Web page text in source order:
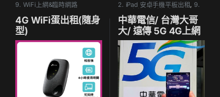
9. WiFi上網&臨時網路
4G WiFi蛋出租(隨身
型)
2. iPad 安卓手機平板出租, 9.
WiFi上網&臨時網路
中華電信/ 台灣大哥
大/ 遠傳 5G 4G上網
SIM卡出租